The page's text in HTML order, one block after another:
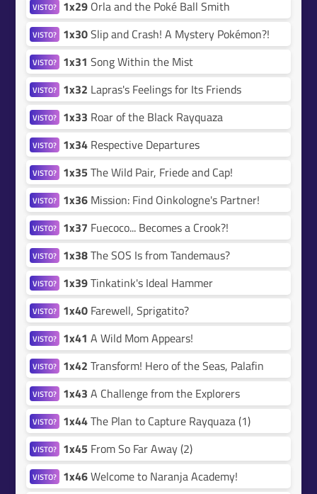
VISTO? 1x29 Orla and the Poké Ball Smith
VISTO? 1x30Slip and Crash! A Mystery Pokémon?!
VISTO? 1x31 Song Within the Mist
VISTO? 1x32 Lapras's Feelings for Its Friends
VISTO? 1x33 Roar of the Black Rayquaza
VISTO? 1x34 Respective Departures
VISTO? 1x35 The Wild Pair, Friede and Cap!
VISTO? 1x36 Mission: Find Oinkologne's Partner!
VISTO? 1x37 Fuecoco... Becomes a Crook?!
VISTO? 1x38The SOS Is from Tandemaus?
VISTO? 1x39Tinkatink's Ideal Hammer
VISTO? 1x40 Farewell, Sprigatito?
VISTO? 1x41 A Wild Mom Appears!
VISTO? 1x42 Transform! Hero of the Seas, Palafin
VISTO? 1x43 A Challenge from the Explorers
VISTO? 1x44The Plan to Capture Rayquaza (1)
VISTO? 1x45 From So Far Away (2)
VISTO? 1x46Welcome to Naranja Academy!